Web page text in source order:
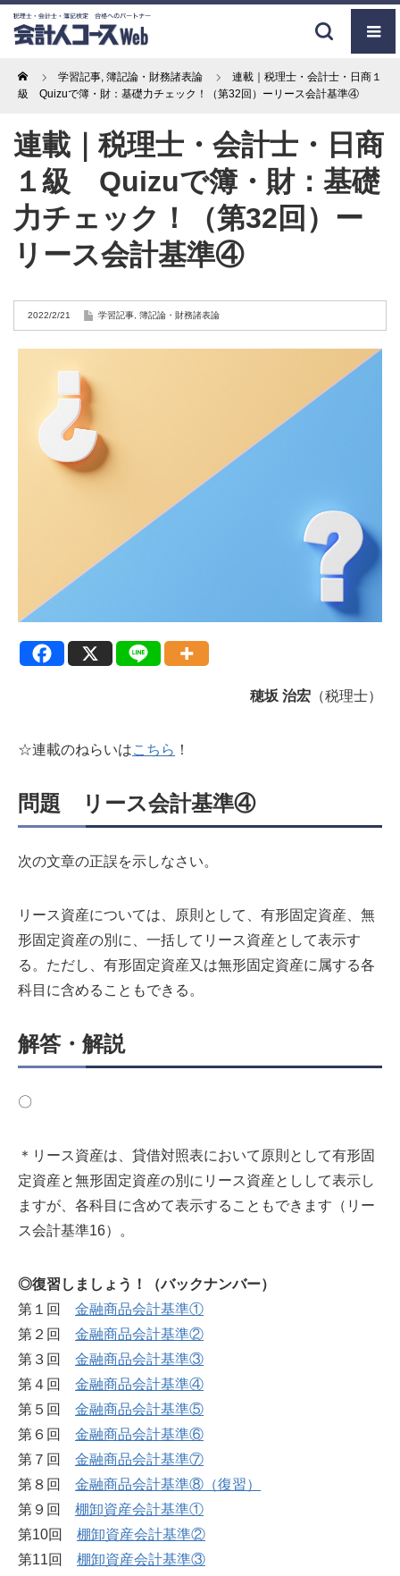
Home 学習記事, 簿記論・財務諸表論
連載｜税理士・会計士・日商１
級 Quizuで簿・財：基礎力チェック！（第32回）ーリース会計基準④
連載｜税理士・会計士・日商
１級 Quizuで簿・財：基礎
力チェック！（第32回）ー
リース会計基準④
2022/2/21 学習記事 簿記論・財務諸表論
穂坂 治宏 （税理士）
☆連載のねらいはこちら ！
問題 リース会計基準④
次の文章の正誤を示しなさい。
リース資産については、原則として、有形固定資産、無
形固定資産の別に、一括してリース資産として表示す
る。ただし、有形固定資産又は無形固定資産に属する各
科目に含めることもできる。
解答・解説
〇
＊リース資産は、貸借対照表において原則として有形固
定資産と無形固定資産の別にリース資産としして表示し
ますが、各科目に含めて表示することもできます（リー
ス会計基準16）。
◎復習しましょう！（バックナンバー）
第１回 金融商品会計基準①
第２回 金融商品会計基準②
第３回 金融商品会計基準③
第４回 金融商品会計基準④
第５回 金融商品会計基準⑤
第６回 金融商品会計基準⑥
第７回 金融商品会計基準⑦
第８回 金融商品会計基準⑧（復習）
第９回 棚卸資産会計基準①
第10回 棚卸資産会計基準②
第11回 棚卸資産会計基準③